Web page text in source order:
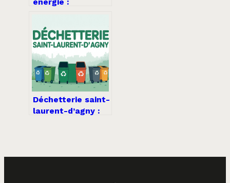
transition
énergétique
Déchetterie saint-
laurent-d’agny :